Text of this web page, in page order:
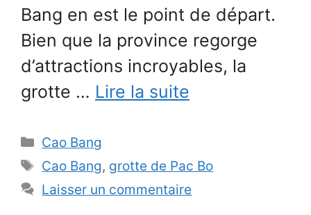
Bang en est le point de départ.
Bien que la province regorge
d’attractions incroyables, la
grotte … Lire la suite
Catégories
Cao Bang
Étiquettes
Cao Bang, grotte de Pac Bo
Laisser un commentaire